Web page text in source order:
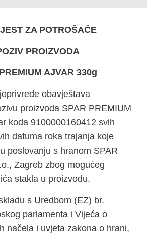
ZA POTROŠAČE
PROIZVODA
AJVAR 330g
obavještava
proizvoda SPAR PREMIUM
koda 9100000160412 svih
datuma roka trajanja koje
poslovanju s hranom SPAR
Zagreb zbog mogućeg
stakla u proizvodu.
s Uredbom (EZ) br.
parlamenta i Vijeća o
načela i uvjeta zakona o hrani,